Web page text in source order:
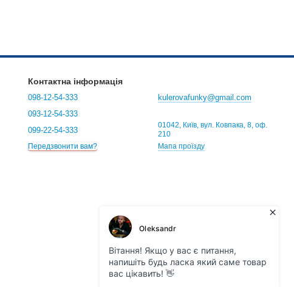
Контактна інформація
098-12-54-333
093-12-54-333
099-22-54-333
Передзвонити вам?
kulerovafunky@gmail.com
01042, Київ, вул. Ковпака, 8, оф.
210
Мапа проїзду